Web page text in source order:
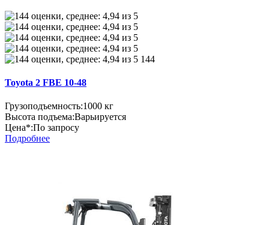
144
Toyota 2 FBE 10-48
Грузоподъемность:1000 кг
Высота подъема:Варьируется
Цена*:По запросу
Подробнее